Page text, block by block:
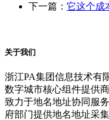
下一篇： 它这个成
关于我们
浙江PA集团信息技术有
数字城市核心组件提供
致力于地名地址协同服
府部门提供地名地址采